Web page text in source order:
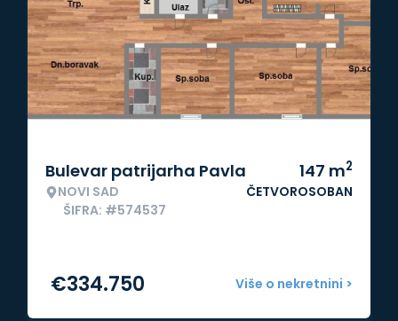
Bulevar patrijarha Pavla
NOVI SAD
ŠIFRA: #574537
147 m2
ČETVOROSOBAN
Više o nekretnini >
€334.750